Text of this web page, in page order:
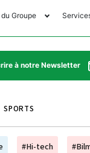
Groupe
Horaires de prières
Pharmacies de
Programme TV
Cinéma
à notre Newsletter
SPORTS
#Hi-tech